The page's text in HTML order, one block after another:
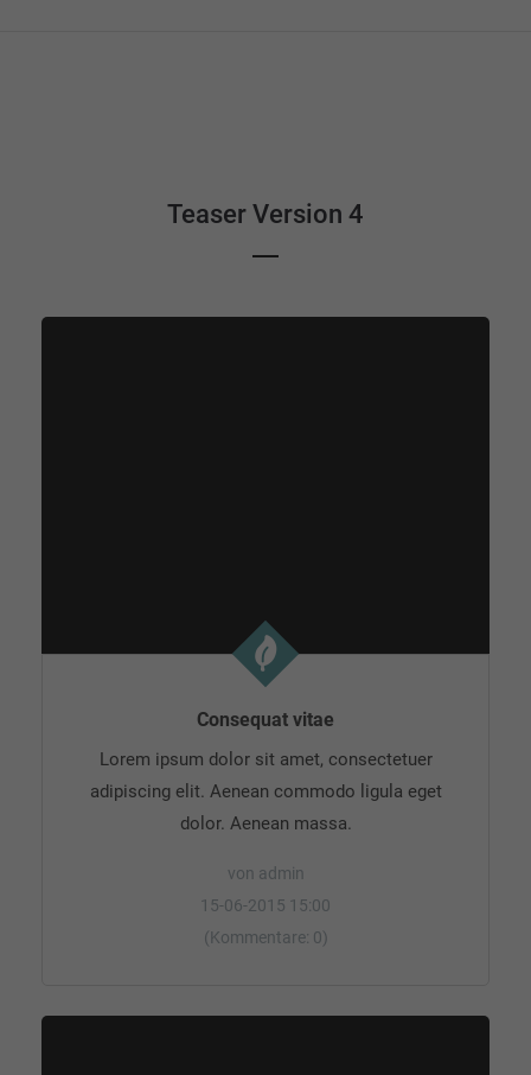
Teaser Version 4
Consequat vitae
Lorem ipsum dolor sit amet, consectetuer
adipiscing elit. Aenean commodo ligula eget
dolor. Aenean massa.
von admin
15-06-2015 15:00
(Kommentare: 0)